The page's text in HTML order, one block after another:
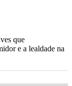
que
e a lealdade na